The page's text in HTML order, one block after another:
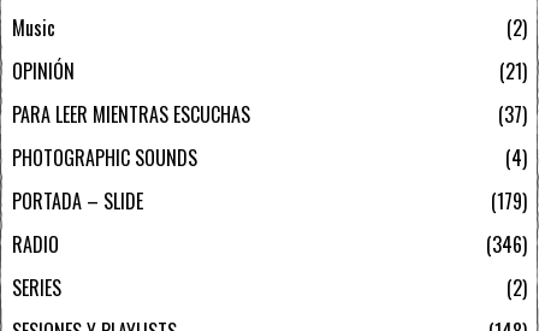
Music
2
OPINIÓN
21
PARA LEER MIENTRAS ESCUCHAS
37
PHOTOGRAPHIC SOUNDS
4
PORTADA – SLIDE
179
RADIO
346
SERIES
2